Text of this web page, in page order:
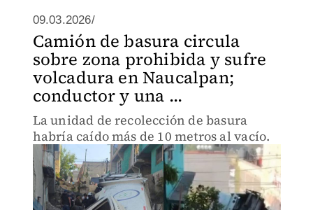
09.03.2026/
Camión de basura circula
sobre zona prohibida y sufre
volcadura en Naucalpan;
conductor y una ...
La unidad de recolección de basura
habría caído más de 10 metros al vacío.